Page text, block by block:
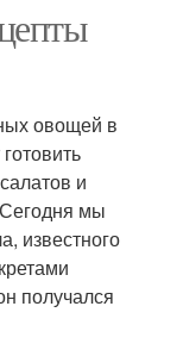
овощей в
и
мы
известного
получался